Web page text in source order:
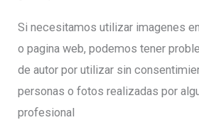
Si necesitamos utilizar imagenes
o pagina web, podemos tener
de autor por utilizar sin
personas o fotos realizadas por
profesional